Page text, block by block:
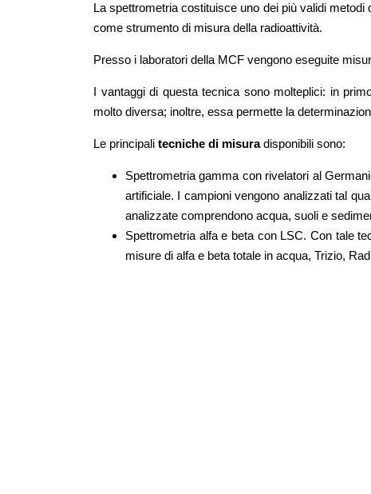
La spettrometria costituisce uno dei più validi
come strumento di misura della radioattività.
Presso i laboratori della MCF vengono eseguite
I vantaggi di questa tecnica sono molteplici: in
molto diversa; inoltre, essa permette la
Le principali tecniche di misuradisponibili sono:
Spettrometria gamma con rivelatori al
artificiale. I campioni vengono analizzati tal
analizzate comprendono acqua, suoli e
Spettrometria alfa e beta con LSC. Con tale
misure di alfa e beta totale in acqua, Trizio,